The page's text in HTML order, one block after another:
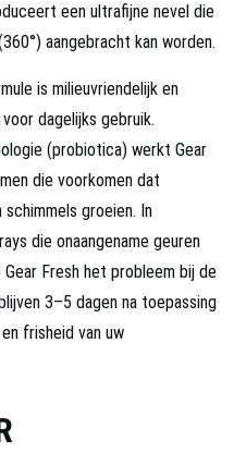
een ultrafijne nevel die
aangebracht kan worden.
is milieuvriendelijk en
dagelijks gebruik.
(probiotica) werkt Gear
die voorkomen dat
groeien. In
die onaangename geuren
Fresh het probleem bij de
3–5 dagen na toepassing
frisheid van uw